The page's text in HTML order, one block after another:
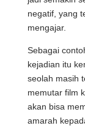
negatif, yang
mengajar.
Sebagai
kejadian itu
seolah masih
memutar film
akan bisa
amarah